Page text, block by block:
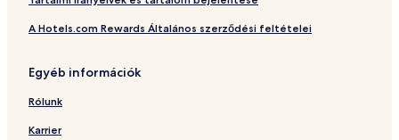
A Hotels.com Rewards Általános szerződési feltételei
Egyéb információk
Rólunk
Karrier